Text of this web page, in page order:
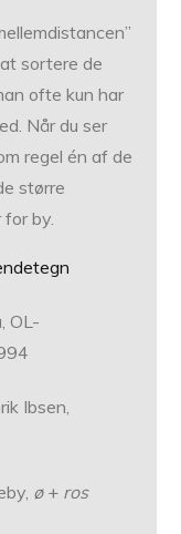
sortere de
ofte kun har
Når du ser
regel én af de
større
for by.
OL-
Ibsen,
ø+ ros